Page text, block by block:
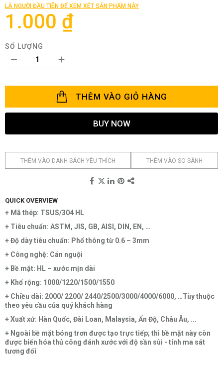
của
thư
hình
LÀ NGƯỜI ĐẦU TIÊN ĐỂ XEM XÉT SẢN PHẨM NÀY
1.000 ₫
SỐ LƯỢNG
THÊM VÀO GIỎ HÀNG
BUY NOW
THÊM VÀO DANH SÁCH YÊU THÍCH THÊM VÀO SO SÁNH
QUICK OVERVIEW
+ Mã thép: TSUS/304 HL
+ Tiêu chuẩn: ASTM, JIS, GB, AISI, DIN, EN, …
+ Độ dày tiêu chuẩn: Phổ thông từ 0.6 – 3mm
+ Công nghệ: Cán nguội
+ Bề mặt: HL – xước mịn dài
+ Khổ rộng: 1000/1220/1500/1550
+ Chiều dài: 2000/ 2200/ 2440/2500/3000/4000/6000, …Tùy thuộc
theo yêu cầu của quý khách hàng
+ Xuất xứ: Hàn Quốc, Đài Loan, Malaysia, Ấn Độ, Châu Âu, ...
+ Ngoài bề mặt bóng trơn được tạo trực tiếp; thì bề mặt này còn
được biến hóa thủ công đánh xước với độ sần sùi - tính ma sát
tương đối